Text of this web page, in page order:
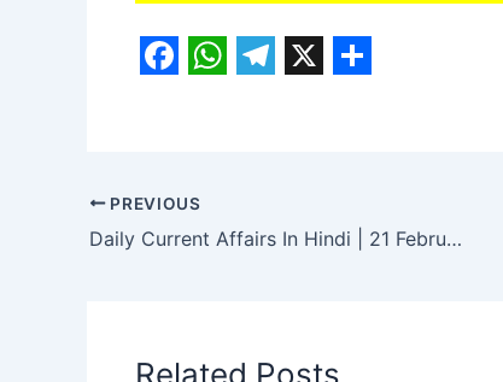
e
b
k
t
s
p
g
m
e
PREVIOUS
Daily Current Affairs In Hindi | 21 February 2024 Current Affairs Today 2024
Related Posts